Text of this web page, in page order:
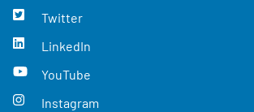
Twitter
LinkedIn
YouTube
Instagram